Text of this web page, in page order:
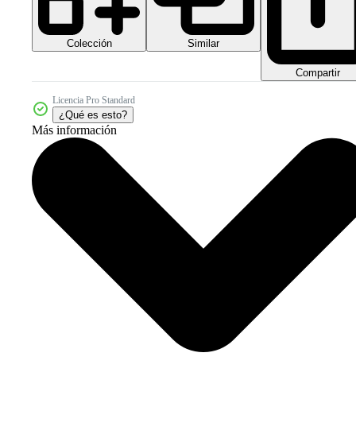
Colección Similar
Compartir
Licencia Pro Standard
¿Qué es esto?
Más información